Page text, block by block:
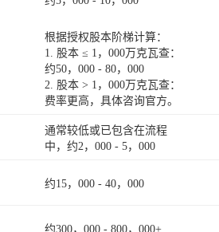
根据授权股本阶梯计算：
1. 股本 ≤ 1，000万克瓦查：
约50，000 - 80，000
2. 股本 > 1，000万克瓦查：
费率更高，具体咨询官方。
通常较低或已包含在流程
中，约2，000 - 5，000
约15，000 - 40，000
约300，000 - 800，000+